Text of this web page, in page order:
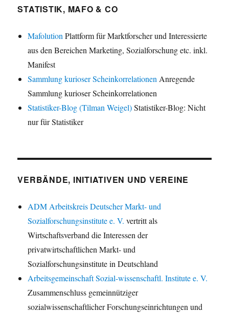
STATISTIK, MAFO & CO
Mafolution Plattform für Marktforscher und Interessierte
aus den Bereichen Marketing, Sozialforschung etc. inkl.
Manifest
Sammlung kurioser Scheinkorrelationen Anregende
Sammlung kurioser Scheinkorrelationen
Statistiker-Blog (Tilman Weigel)Statistiker-Blog: Nicht
nur für Statistiker
VERBÄNDE, INITIATIVEN UND VEREINE
ADM Arbeitskreis Deutscher Markt- und
Sozialforschungsinstitute e. V. vertritt als
Wirtschaftsverband die Interessen der
privatwirtschaftlichen Markt- und
Sozialforschungsinstitute in Deutschland
Arbeitsgemeinschaft Sozial-wissenschaftl. Institute e. V.
Zusammenschluss gemeinnütziger
sozialwissenschaftlicher Forschungseinrichtungen und